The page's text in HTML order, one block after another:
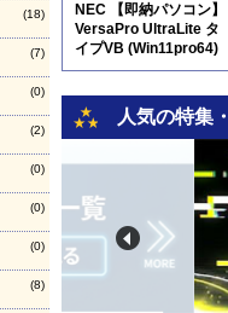
(18)
(7)
(0)
(2)
(0)
(0)
(0)
(8)
NEC 【即納パソコン】
VersaPro UltraLite タ
イプVB (Win11pro64)
5N8
人気の特集